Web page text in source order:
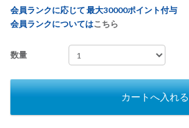
会員ランクに応じて 最大30000ポイント付与
会員ランクについてはこちら
数量
カートへ入れる